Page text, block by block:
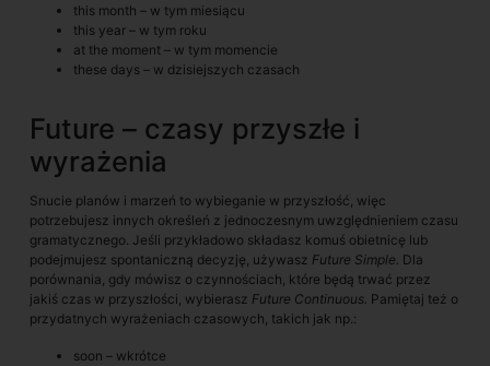
this month – w tym miesiącu
this year – w tym roku
at the moment – w tym momencie
these days – w dzisiejszych czasach
Future – czasy przyszłe i
wyrażenia
Snucie planów i marzeń to wybieganie w przyszłość, więc
potrzebujesz innych określeń z jednoczesnym uwzględnieniem czasu
gramatycznego. Jeśli przykładowo składasz komuś obietnicę lub
podejmujesz spontaniczną decyzję, używasz Future Simple. Dla
porównania, gdy mówisz o czynnościach, które będą trwać przez
jakiś czas w przyszłości, wybierasz Future Continuous. Pamiętaj też o
przydatnych wyrażeniach czasowych, takich jak np.:
soon – wkrótce